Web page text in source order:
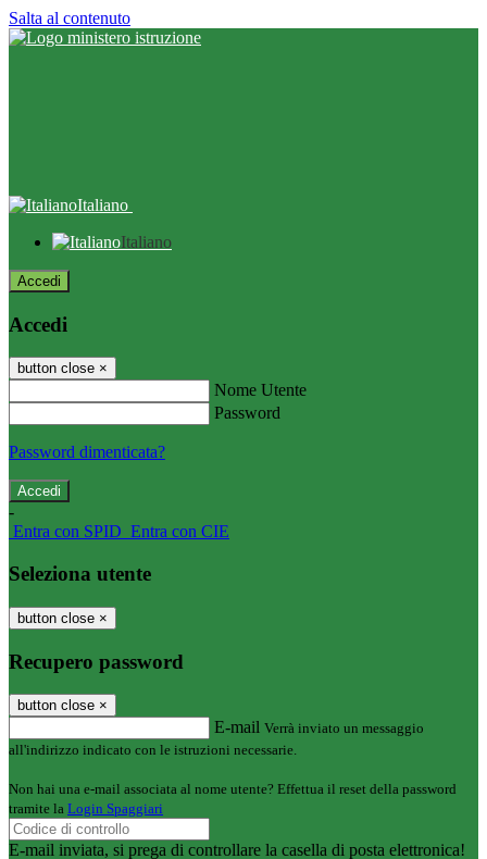
Salta al contenuto
Italiano
Italiano
Accedi
Accedi
button close ×
Nome Utente
Password
Password dimenticata?
-
Entra con SPID Entra con CIE
Seleziona utente
button close ×
Recupero password
button close ×
E-mail Verrà inviato un messaggio
all'indirizzo indicato con le istruzioni necessarie.
Non hai una e-mail associata al nome utente? Effettua il reset della password
tramite la Login Spaggiari
E-mail inviata, si prega di controllare la casella di posta elettronica!